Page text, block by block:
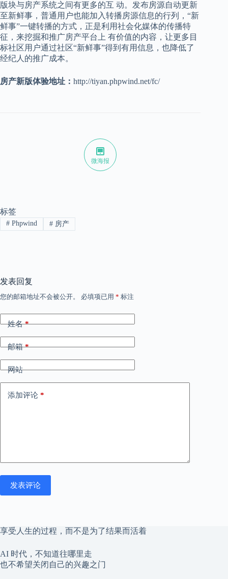
版块与房产系统之间有更多的互 动。发布房源自动更新
至新鲜事，普通用户也能加入转播房源信息的行列，“新
鲜事”一键转播的方式，正是利用社会化媒体的传播特
征，来挖掘和推广房产平台上 有价值的内容，让更多目
标社区用户通过社区“新鲜事”得到有用信息，也降低了
经纪人的推广成本。
房产新版体验地址： http://tiyan.phpwind.net/fc/
微海报
标签
#Phpwind #房产
发表回复
您的邮箱地址不会被公开。 必填项已用 * 标注
姓名*
邮箱*
网站
添加评论 *
发表评论
享受人生的过程，而不是为了结果而活着
AI 时代，不知道往哪里走
也不希望关闭自己的兴趣之门